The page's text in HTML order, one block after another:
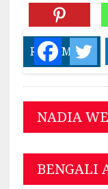
READ MORE
NADIA
BENGALI